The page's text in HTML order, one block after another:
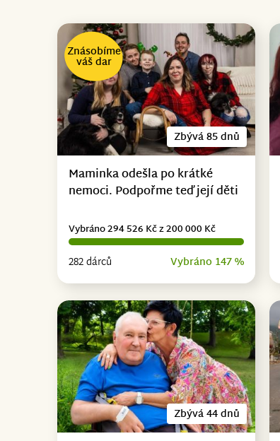
Zbývá 85 dnů
Znásobíme
váš dar
Maminka odešla po krátké
nemoci. Podpořme teď její děti
282 dárců Vybráno 147 %
Vybráno 294 526 Kč z 200 000 Kč
Zbývá 44 dnů